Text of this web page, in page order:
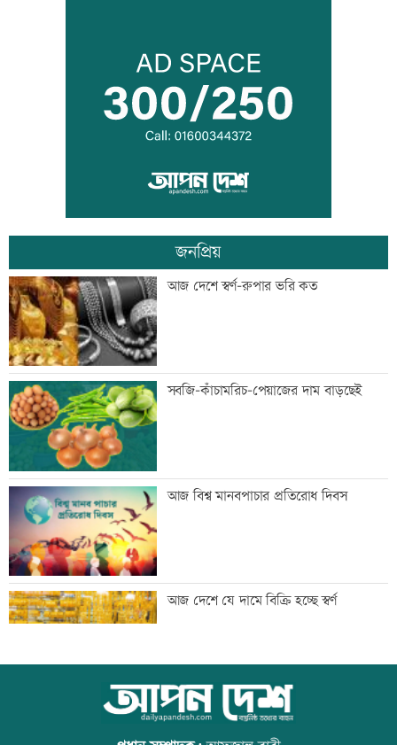
তনু হত্যার আসামি সাবেক সেনাসদস্য
হাফিজুরকে আত্মসমর্পণের নির্দেশ
দুদকের মামলায় ঢাকা ব্যাংকের ৪ কর্মকর্তার
কারাদণ্ড
জিয়াউর রহমান দেশে প্রথম সবুজ বিপ্লবের
ডাক দিয়েছিলেন: পরিবেশমন্ত্রী
প্রথম শ্রেণিতে ভর্তি লটারিতে
মেঘনার ভাঙনরোধে জিও ব্যাগ প্রকল্পে
অনিয়ম, এলাকাবাসীর মানববন্ধন
বাংলাদেশি পাঁচ হাজার কৃষি শ্রমিক নেবে
ওমান
স্বর্ণ খাতকে আনুষ্ঠানিক কাঠামোয় আনছে
সরকার, মতামত চাইল মন্ত্রণালয়
জনপ্রিয়
আজ দেশে স্বর্ণ-রুপার ভরি কত
সবজি-কাঁচামরিচ-পেয়াজের দাম বাড়ছেই
আজ বিশ্ব মানবপাচার প্রতিরোধ দিবস
আজ দেশে যে দামে বিক্রি হচ্ছে স্বর্ণ
আজ বিশ্ব বন্ধু দিবস